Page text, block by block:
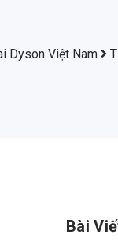
Dyson Việt Nam
Bài